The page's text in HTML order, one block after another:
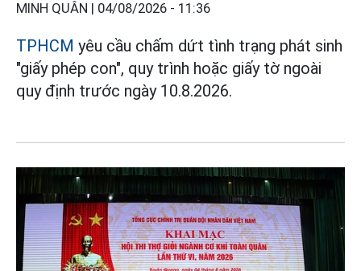
MINH QUÂN | 04/08/2026 - 11:36
TPHCM yêu cầu chấm dứt tình trạng phát sinh
"giấy phép con", quy trình hoặc giấy tờ ngoài
quy định trước ngày 10.8.2026.